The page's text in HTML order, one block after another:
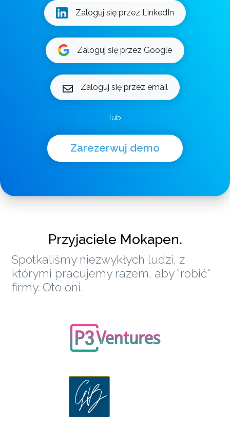
Zaloguj się przez LinkedIn
Zaloguj się przez Google
Zaloguj się przez email
lub
Zarezerwuj demo
Przyjaciele Mokapen.
Spotkaliśmy niezwykłych ludzi, z
którymi pracujemy razem, aby "robić"
firmy. Oto oni.